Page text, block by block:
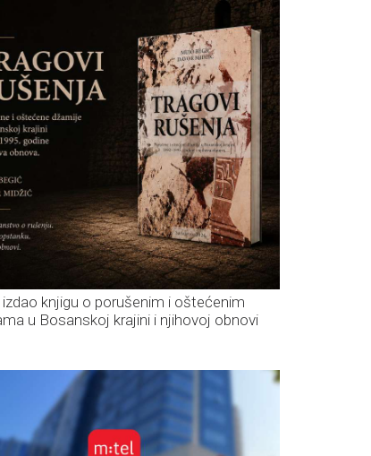
knjigu o porušenim i oštećenim
u Bosanskoj krajini i njihovoj obnovi